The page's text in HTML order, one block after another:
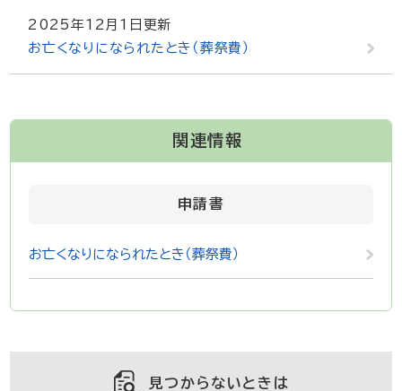
2025年12月1日更新
お亡くなりになられたとき（葬祭費）
関連情報
申請書
お亡くなりになられたとき（葬祭費）
見つからないときは